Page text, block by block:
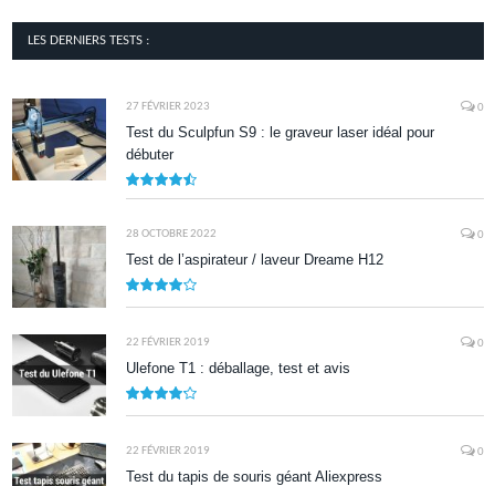
LES DERNIERS TESTS :
27 FÉVRIER 2023 0
Test du Sculpfun S9 : le graveur laser idéal pour
débuter
28 OCTOBRE 2022 0
Test de l’aspirateur / laveur Dreame H12
22 FÉVRIER 2019 0
Ulefone T1 : déballage, test et avis
22 FÉVRIER 2019 0
Test du tapis de souris géant Aliexpress